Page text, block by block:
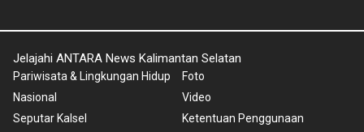
Jelajahi ANTARA News Kalimantan Selatan
Pariwisata & Lingkungan Hidup
Nasional
Seputar Kalsel
Foto
Video
Ketentuan Penggunaan